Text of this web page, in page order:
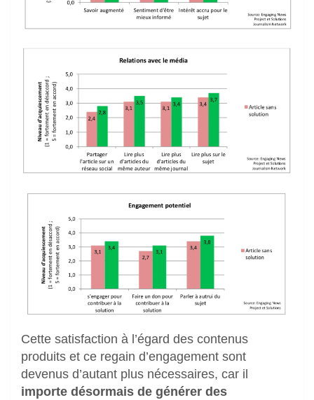
Cette satisfaction à l’égard des contenus
produits et ce regain d’engagement sont
devenus d’autant plus nécessaires, car il
importe désormais de générer des